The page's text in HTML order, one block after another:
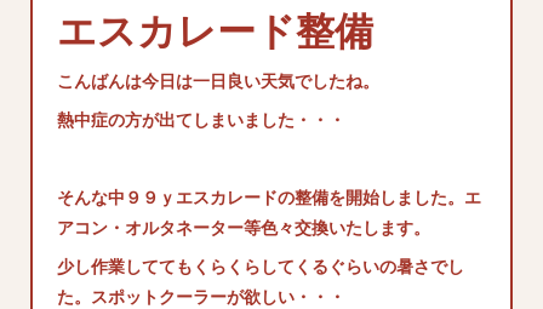
エスカレード整備
こんばんは今日は一日良い天気でしたね。
熱中症の方が出てしまいました・・・
そんな中９９ｙエスカレードの整備を開始しました。エ
アコン・オルタネーター等色々交換いたします。
少し作業しててもくらくらしてくるぐらいの暑さでし
た。スポットクーラーが欲しい・・・